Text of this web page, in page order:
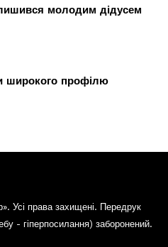
молодим дідусем
широкого профілю
Усі права захищені. Передрук
- гіперпосилання) заборонений.